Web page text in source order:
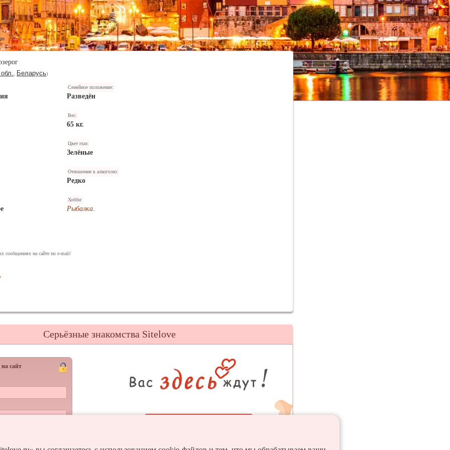
Беларусь)
Семейное положение:
Разведён
Вес:
65 кг.
Цвет глаз:
Зелёные
Отношение к алкоголю:
Редко
Хобби:
Рыбалка.
сообщениях на сайте по e-mail/
Серьёзные знакомства Sitelove
сайт